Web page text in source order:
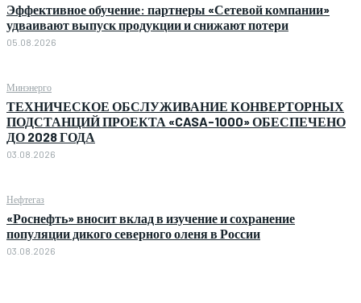
Эффективное обучение: партнеры «Сетевой компании»
удваивают выпуск продукции и снижают потери
05.08.2026
Минэнерго
ТЕХНИЧЕСКОЕ ОБСЛУЖИВАНИЕ КОНВЕРТОРНЫХ
ПОДСТАНЦИЙ ПРОЕКТА «CASA-1000» ОБЕСПЕЧЕНО
ДО 2028 ГОДА
03.08.2026
Нефтегаз
«Роснефть» вносит вклад в изучение и сохранение
популяции дикого северного оленя в России
03.08.2026